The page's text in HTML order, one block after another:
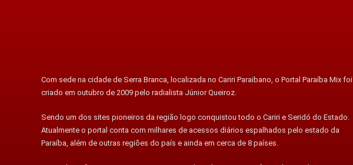
Com sede na cidade de Serra Branca, localizada no Cariri Paraibano, o Portal Paraíba Mix foi
criado em outubro de 2009 pelo radialista Júnior Queiroz.
Sendo um dos sites pioneiros da região logo conquistou todo o Cariri e Seridó do Estado.
Atualmente o portal conta com milhares de acessos diários espalhados pelo estado da
Paraíba, além de outras regiões do país e ainda em cerca de 8 países.